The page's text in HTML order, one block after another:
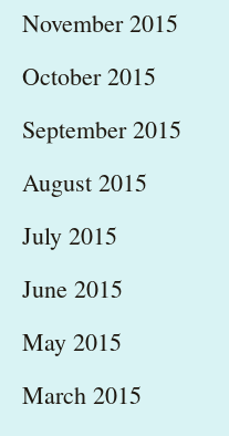
November 2015
October 2015
September 2015
August 2015
July 2015
June 2015
May 2015
March 2015